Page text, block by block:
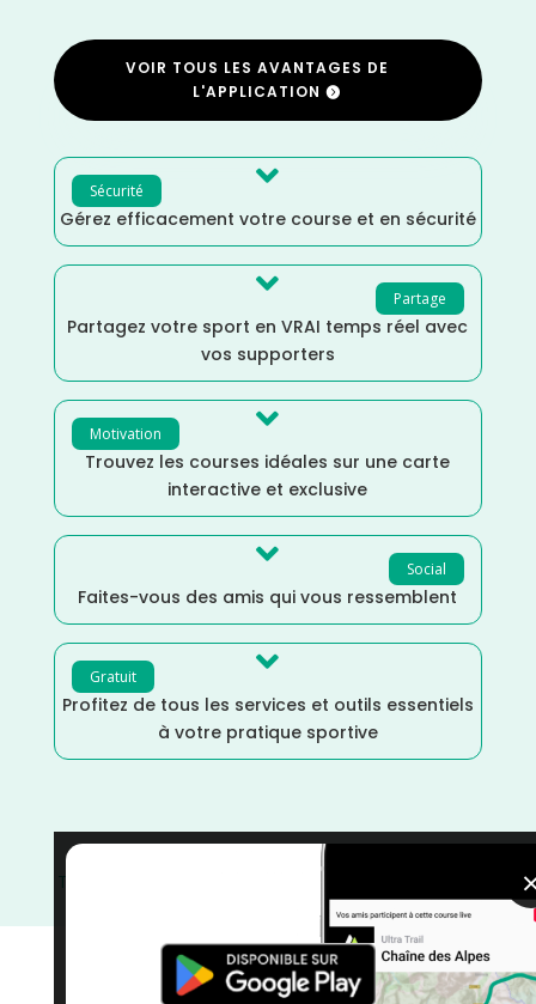
VOIR TOUS LES AVANTAGES DE
L'APPLICATION
Sécurité 
Gérez efficacement votre course et en sécurité
Partage

Partagez votre sport en VRAI temps réel avec
vos supporters
Motivation 
Trouvez les courses idéales sur une carte
interactive et exclusive
Social

Faites-vous des amis qui vous ressemblent
Gratuit 
Profitez de tous les services et outils essentiels
à votre pratique sportive
Trail
/Bas-Rhin